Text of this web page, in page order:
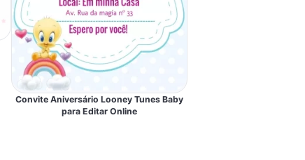
Convite Aniversário Looney Tunes Baby
para Editar Online